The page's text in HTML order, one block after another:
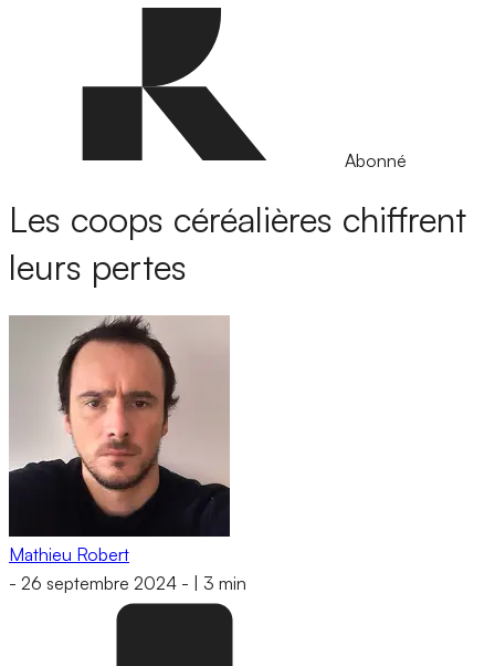
Abonné
Les coops céréalières chiffrent
leurs pertes
Mathieu Robert
- 26 septembre 2024 - 3 min